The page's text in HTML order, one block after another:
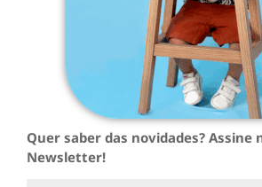
Quer saber das novidades? Assine
Newsletter!